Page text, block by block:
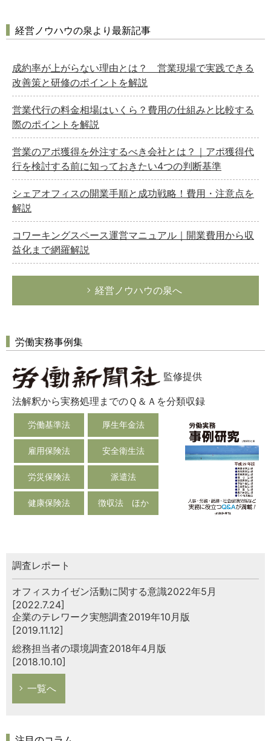
経営ノウハウの泉より最新記事
成約率が上がらない理由とは？ 営業現場で実践できる
改善策と研修のポイントを解説
営業代行の料金相場はいくら？費用の仕組みと比較する
際のポイントを解説
営業のアポ獲得を外注するべき会社とは？｜アポ獲得代
行を検討する前に知っておきたい4つの判断基準
シェアオフィスの開業手順と成功戦略！費用・注意点を
解説
コワーキングスペース運営マニュアル｜開業費用から収
益化まで網羅解説
経営ノウハウの泉へ
労働実務事例集
監修提供
法解釈から実務処理までのＱ＆Ａを分類収録
労働基準法 厚生年金法
雇用保険法 安全衛生法
労災保険法 派遣法
健康保険法 徴収法 ほか
調査レポート
オフィスカイゼン活動に関する意識2022年5月
[2022.7.24]
企業のテレワーク実態調査2019年10月版
[2019.11.12]
総務担当者の環境調査2018年4月版
[2018.10.10]
一覧へ